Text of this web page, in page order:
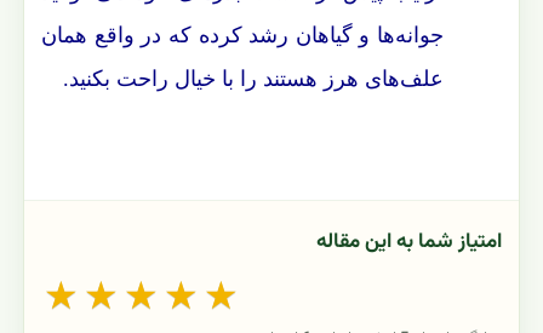
جوانه‌ها و گیاهان رشد کرده که در واقع همان
علف‌های هرز هستند را با خیال راحت بکنید.
امتیاز شما به این مقاله
★ ★ ★ ★ ★